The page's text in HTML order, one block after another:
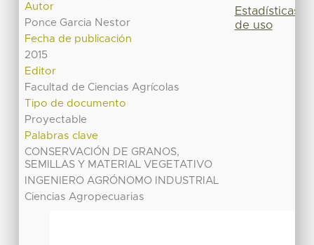
Autor
Ponce Garcia Nestor
Fecha de publicación
2015
Editor
Facultad de Ciencias Agrícolas
Tipo de documento
Proyectable
Palabras clave
CONSERVACIÓN DE GRANOS,
SEMILLAS Y MATERIAL VEGETATIVO
INGENIERO AGRÓNOMO INDUSTRIAL
Ciencias Agropecuarias
Estadísticas
de uso